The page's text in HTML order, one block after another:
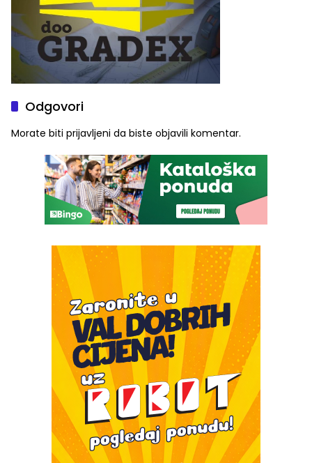
Odgovori
Morate biti prijavljeni da biste objavili komentar.